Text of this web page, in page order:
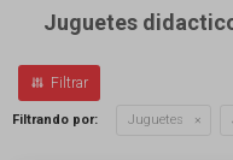
Juguetes
Filtrando por: Juguetes